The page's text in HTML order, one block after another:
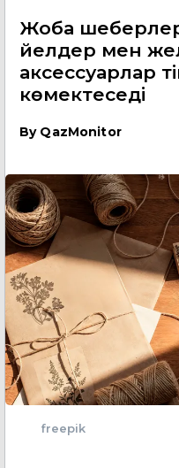
Жоба
әйелдер мен
аксессуарлар
көмектеседі
By QazMonitor
freepik